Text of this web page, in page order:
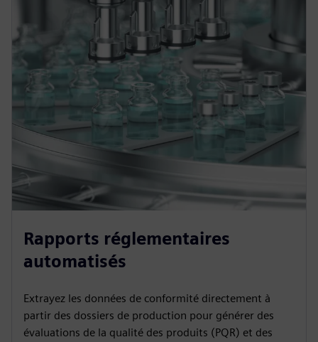
Rapports réglementaires
automatisés
Extrayez les données de conformité directement à
partir des dossiers de production pour générer des
évaluations de la qualité des produits (PQR) et des